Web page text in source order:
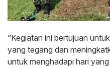
“Kegiatan ini bertujuan
yang tegang dan
untuk menghadapi hari